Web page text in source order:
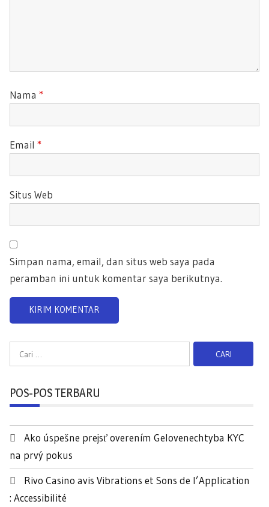
Nama *
Email *
Situs Web
Simpan nama, email, dan situs web saya pada
peramban ini untuk komentar saya berikutnya.
a
u
k
:
POS-POS TERBARU
Ako úspešne prejsť overením Gelovenechtyba KYC
na prvý pokus
Rivo Casino avis Vibrations et Sons de l’Application
: Accessibilité